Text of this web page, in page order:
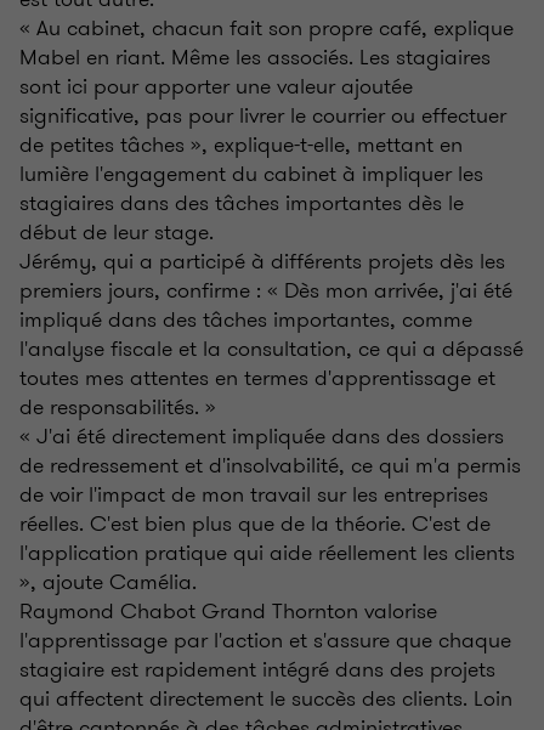
« Au cabinet, chacun fait son propre café, explique
Mabel en riant. Même les associés. Les stagiaires
sont ici pour apporter une valeur ajoutée
significative, pas pour livrer le courrier ou effectuer
de petites tâches », explique-t-elle, mettant en
lumière l'engagement du cabinet à impliquer les
stagiaires dans des tâches importantes dès le
début de leur stage.
Jérémy, qui a participé à différents projets dès les
premiers jours, confirme : « Dès mon arrivée, j'ai été
impliqué dans des tâches importantes, comme
l'analyse fiscale et la consultation, ce qui a dépassé
toutes mes attentes en termes d'apprentissage et
de responsabilités. »
« J'ai été directement impliquée dans des dossiers
de redressement et d'insolvabilité, ce qui m'a permis
de voir l'impact de mon travail sur les entreprises
réelles. C'est bien plus que de la théorie. C'est de
l'application pratique qui aide réellement les clients
», ajoute Camélia.
Raymond Chabot Grand Thornton valorise
l'apprentissage par l'action et s'assure que chaque
stagiaire est rapidement intégré dans des projets
qui affectent directement le succès des clients. Loin